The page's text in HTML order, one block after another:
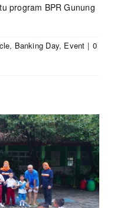
program BPR Gunung
, Banking Day, Event | 0